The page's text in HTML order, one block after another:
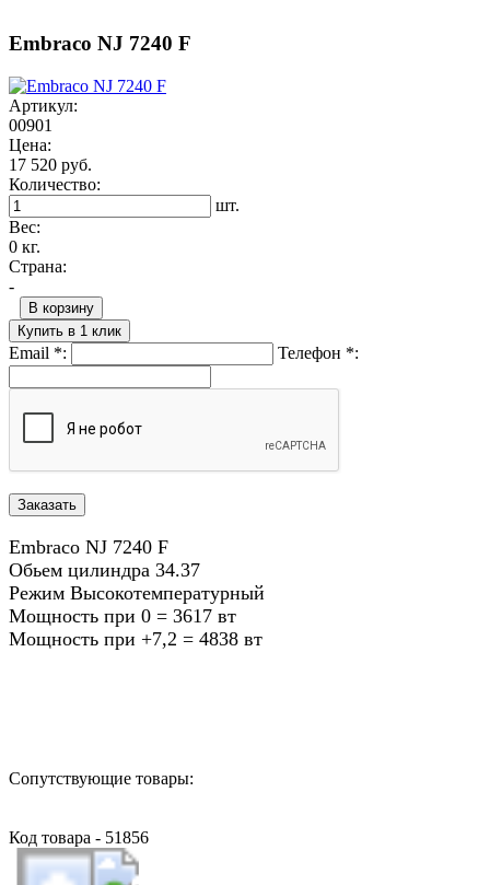
Embraco NJ 7240 F
Артикул:
00901
Цена:
17 520 руб.
Количество:
шт.
Вес:
0 кг.
Страна:
-
В корзину
Купить в 1 клик
Email *: Телефон *:
Embraco NJ 7240 F
Обьем цилиндра 34.37
Режим Высокотемпературный
Мощность при 0 = 3617 вт
Мощность при +7,2 = 4838 вт
Сопутствующие товары:
Код товара - 51856